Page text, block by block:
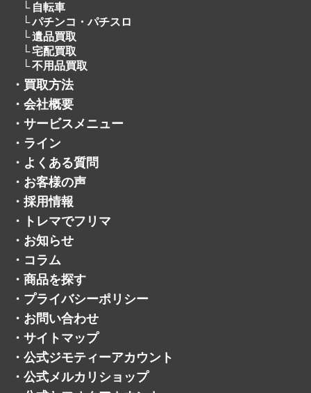
自転車
パチンコ・パチスロ
遺品買取
宅配買取
不用品買取
・ 買取方法
・ 会社概要
・ サービスメニュー
・ ライン
・ よくある質問
・ お客様の声
・ 採用情報
・
トレマでフリマ
・ お知らせ
・ コラム
・ 商品を探す
・ プライバシーポリシー
・ お問い合わせ
・ サイトマップ
・ 公式ジモティーアカウント
・ 公式メルカリショップ